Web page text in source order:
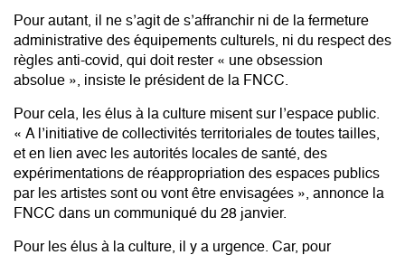
Pour autant, il ne s’agit de s’affranchir ni de la fermeture
administrative des équipements culturels, ni du respect des
règles anti-covid, qui doit rester « une obsession
absolue », insiste le président de la FNCC.
Pour cela, les élus à la culture misent sur l’espace public.
« A l’initiative de collectivités territoriales de toutes tailles,
et en lien avec les autorités locales de santé, des
expérimentations de réappropriation des espaces publics
par les artistes sont ou vont être envisagées », annonce la
FNCC dans un communiqué du 28 janvier.
Pour les élus à la culture, il y a urgence. Car, pour